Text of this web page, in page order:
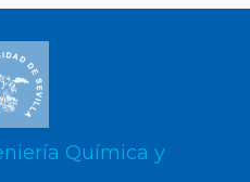
Química y